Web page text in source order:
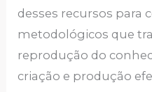
desses recursos para
metodológicos que
reprodução do
criação e produção